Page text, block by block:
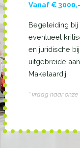
Vanaf €
Begeleiding
eventueel
en juridische
uitgebreide
Makelaardij.
* vraag naar